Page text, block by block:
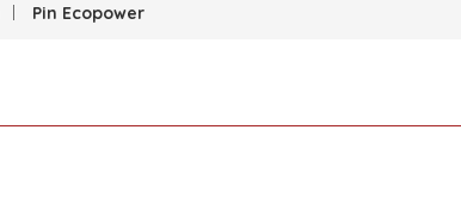
Pin Ecopower